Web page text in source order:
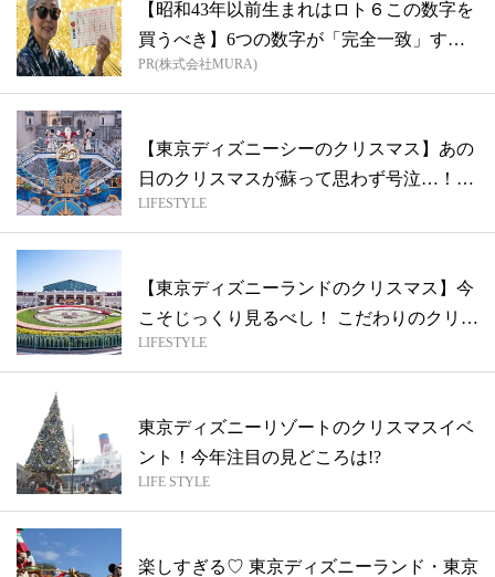
【昭和43年以前生まれはロト６この数字を
買うべき】6つの数字が「完全一致」する
方...
PR(株式会社MURA)
【東京ディズニーシーのクリスマス】あの
日のクリスマスが蘇って思わず号泣…！
「ミッ...
LIFESTYLE
【東京ディズニーランドのクリスマス】今
こそじっくり見るべし！ こだわりのクリス
マ...
LIFESTYLE
東京ディズニーリゾートのクリスマスイベ
ント！今年注目の見どころは!?
LIFE STYLE
楽しすぎる♡ 東京ディズニーランド・東京